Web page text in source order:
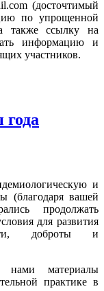
(досточтимый
по упрощенной
также ссылку на
информацию и
участников.
и
(благодаря вашей
продолжать
для развития
доброты и
нами материалы
практике в